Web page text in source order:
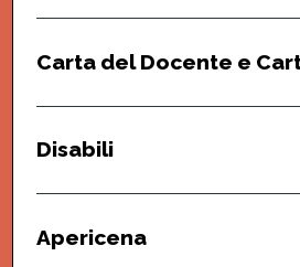
Carta del Docente e
Disabili
Apericena